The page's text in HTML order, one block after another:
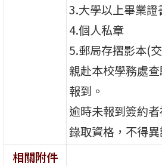
3.大學以上畢業證
4.個人私章
5.郵局存摺影本(
親赴本校學務處
報到。
逾時未報到簽約
錄取資格，不得異
相關附件